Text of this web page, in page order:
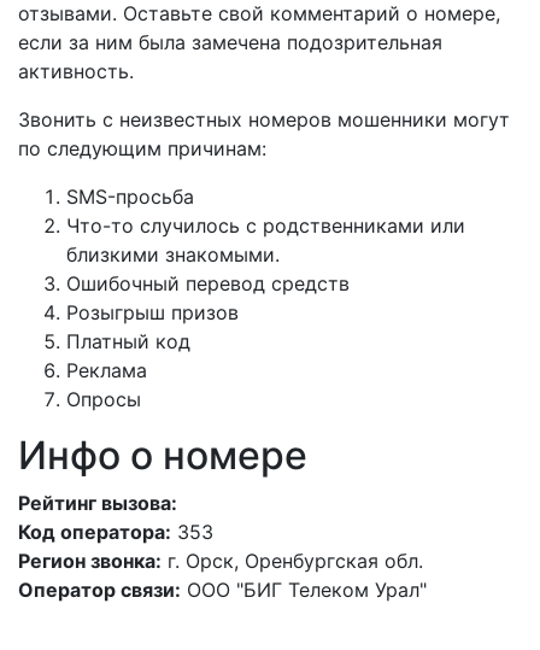
отзывами. Оставьте свой комментарий о номере,
если за ним была замечена подозрительная
активность.
Звонить с неизвестных номеров мошенники могут
по следующим причинам:
SMS-просьба
Что-то случилось с родственниками или
близкими знакомыми.
Ошибочный перевод средств
Розыгрыш призов
Платный код
Реклама
Опросы
Инфо о номере
Рейтинг вызова:
Код оператора: 353
Регион звонка: г. Орск, Оренбургская обл.
Оператор связи: ООО "БИГ Телеком Урал"